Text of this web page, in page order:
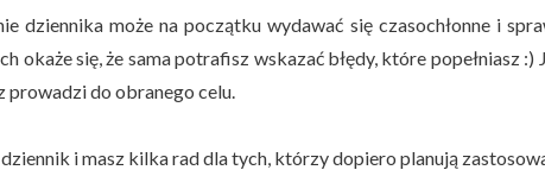
dziennika może na początku wydawać się czasochłonne i
okaże się, że sama potrafisz wskazać błędy, które popełniasz
prowadzi do obranego celu.
i masz kilka rad dla tych, którzy dopiero planują